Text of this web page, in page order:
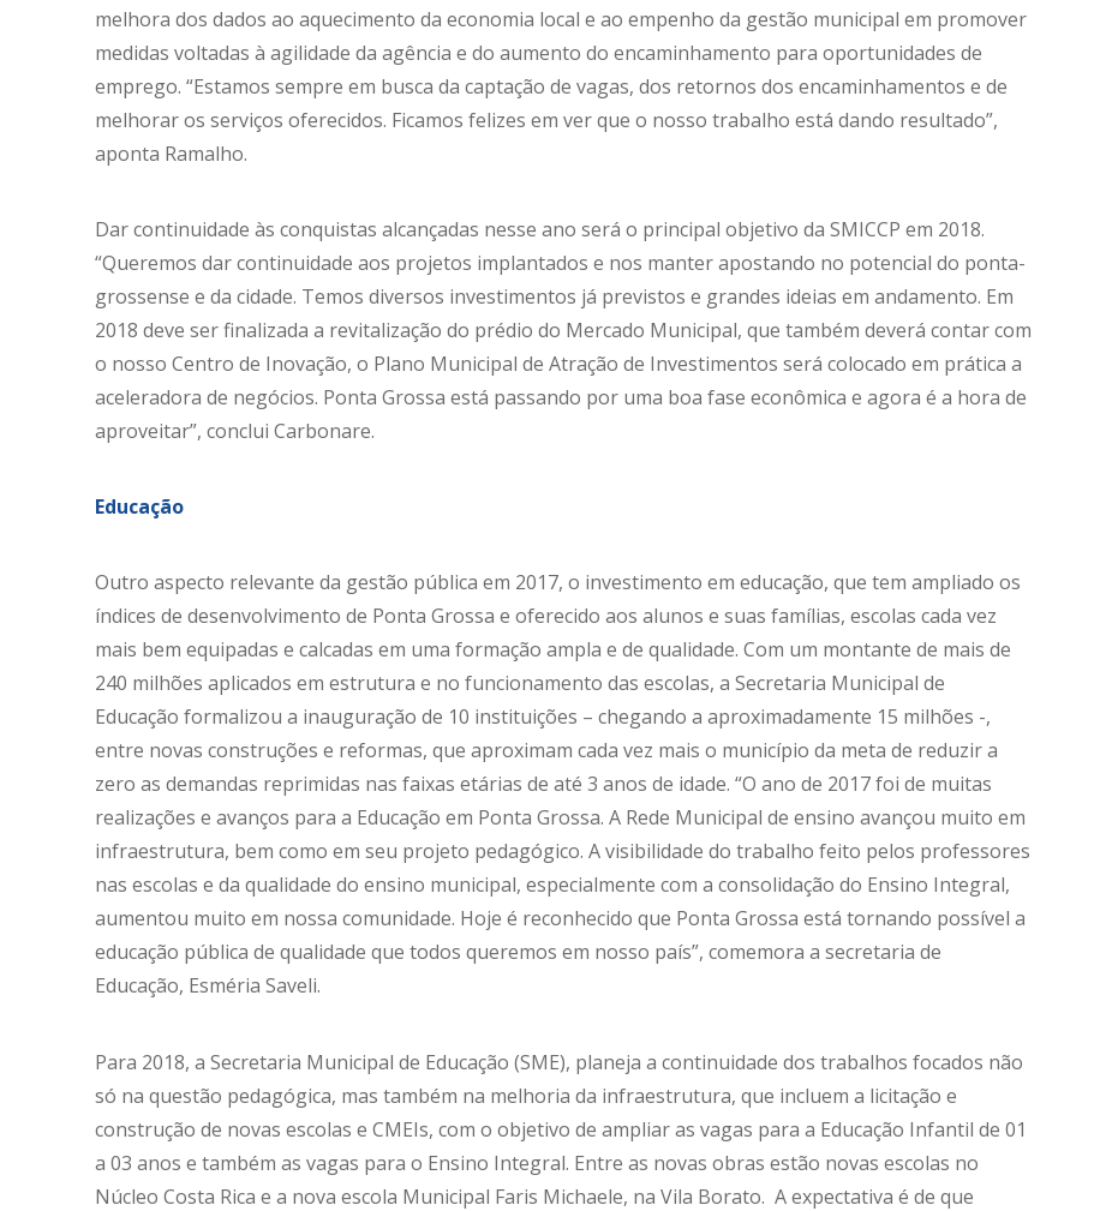
melhora dos dados ao aquecimento da economia local e ao empenho da gestão municipal em promover
medidas voltadas à agilidade da agência e do aumento do encaminhamento para oportunidades de
emprego. “Estamos sempre em busca da captação de vagas, dos retornos dos encaminhamentos e de
melhorar os serviços oferecidos. Ficamos felizes em ver que o nosso trabalho está dando resultado”,
aponta Ramalho.
Dar continuidade às conquistas alcançadas nesse ano será o principal objetivo da SMICCP em 2018.
“Queremos dar continuidade aos projetos implantados e nos manter apostando no potencial do ponta-
grossense e da cidade. Temos diversos investimentos já previstos e grandes ideias em andamento. Em
2018 deve ser finalizada a revitalização do prédio do Mercado Municipal, que também deverá contar com
o nosso Centro de Inovação, o Plano Municipal de Atração de Investimentos será colocado em prática a
aceleradora de negócios. Ponta Grossa está passando por uma boa fase econômica e agora é a hora de
aproveitar”, conclui Carbonare.
Educação
Outro aspecto relevante da gestão pública em 2017, o investimento em educação, que tem ampliado os
índices de desenvolvimento de Ponta Grossa e oferecido aos alunos e suas famílias, escolas cada vez
mais bem equipadas e calcadas em uma formação ampla e de qualidade. Com um montante de mais de
240 milhões aplicados em estrutura e no funcionamento das escolas, a Secretaria Municipal de
Educação formalizou a inauguração de 10 instituições – chegando a aproximadamente 15 milhões -,
entre novas construções e reformas, que aproximam cada vez mais o município da meta de reduzir a
zero as demandas reprimidas nas faixas etárias de até 3 anos de idade. “O ano de 2017 foi de muitas
realizações e avanços para a Educação em Ponta Grossa. A Rede Municipal de ensino avançou muito em
infraestrutura, bem como em seu projeto pedagógico. A visibilidade do trabalho feito pelos professores
nas escolas e da qualidade do ensino municipal, especialmente com a consolidação do Ensino Integral,
aumentou muito em nossa comunidade. Hoje é reconhecido que Ponta Grossa está tornando possível a
educação pública de qualidade que todos queremos em nosso país”, comemora a secretaria de
Educação, Esméria Saveli.
Para 2018, a Secretaria Municipal de Educação (SME), planeja a continuidade dos trabalhos focados não
só na questão pedagógica, mas também na melhoria da infraestrutura, que incluem a licitação e
construção de novas escolas e CMEIs, com o objetivo de ampliar as vagas para a Educação Infantil de 01
a 03 anos e também as vagas para o Ensino Integral. Entre as novas obras estão novas escolas no
Núcleo Costa Rica e a nova escola Municipal Faris Michaele, na Vila Borato. A expectativa é de que